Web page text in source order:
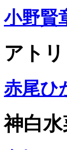
小野賢
アトリ
赤尾ひ
神白